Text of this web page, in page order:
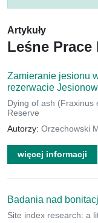
Artykuły
Leśne Prace
Zamieranie jesionu
rezerwacie
Dying of ash (Fraxinus
Reserve
Autorzy: Orzechowski
więcej informacji
Badania nad
Site index research: a